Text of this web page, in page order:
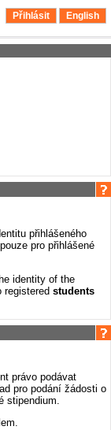
Přihlásit English
přihlášeného
pro přihlášené
identity of the
students
právo podávat
pro podání žádosti o
stipendium.